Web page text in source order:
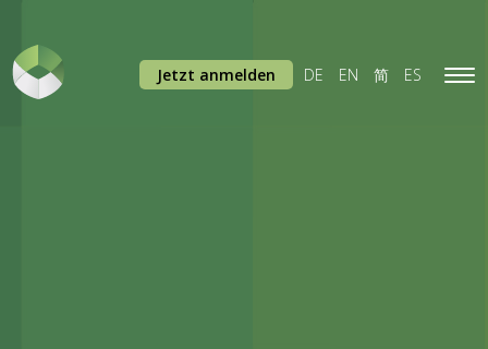
Jetzt anmelden DE EN 简 ES